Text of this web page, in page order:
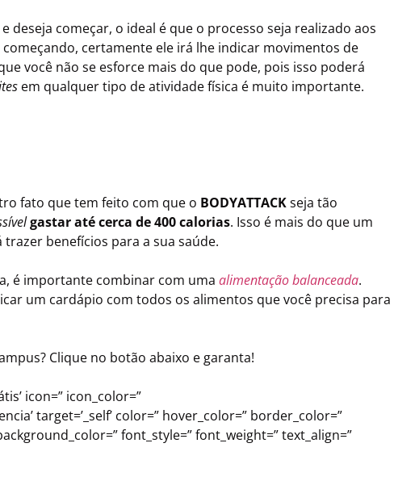
deseja começar, o ideal é que o processo seja realizado aos
certamente ele irá lhe indicar movimentos de
você não se esforce mais do que pode, pois isso poderá
em qualquer tipo de atividade física é muito importante.
fato que tem feito com que o BODYATTACKseja tão
gastar até cerca de 400 calorias. Isso é mais do que um
benefícios para a sua saúde.
é importante combinar com uma alimentação balanceada.
um cardápio com todos os alimentos que você precisa para
Clique no botão abaixo e garanta!
icon=” icon_color=”
target=’_self’ color=” hover_color=” border_color=”
font_style=” font_weight=” text_align=”